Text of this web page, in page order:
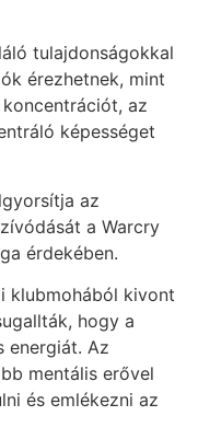
tulajdonságokkal
érezhetnek, mint
az
képességet
az
a Warcry
érdekében.
klubmohából kivont
hogy a
energiát. Az
mentális erővel
és emlékezni az